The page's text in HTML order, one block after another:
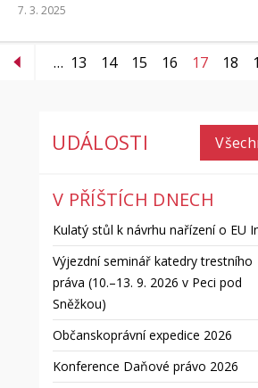
7. 3. 2025
… 13 14 15 16 17 18
UDÁLOSTI
V PŘÍŠTÍCH DNECH
Kulatý stůl k návrhu nařízení o EU
Výjezdní seminář katedry trestního
práva (10.–13. 9. 2026 v Peci pod
Sněžkou)
Občanskoprávní expedice 2026
Konference Daňové právo 2026